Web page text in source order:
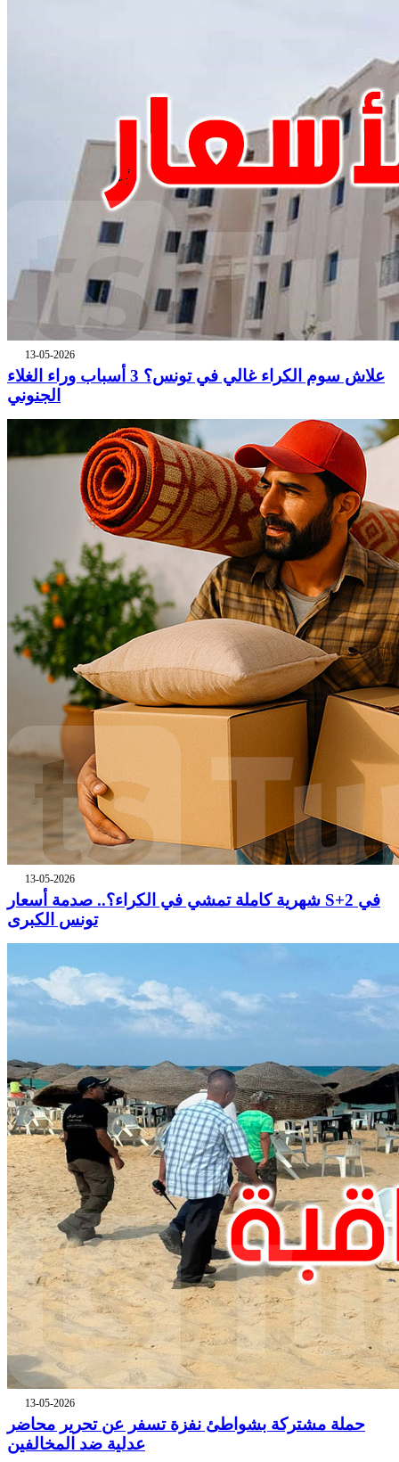
13-05-2026
علاش سوم الكراء غالي في تونس؟ 3 أسباب وراء الغلاء
الجنوني
13-05-2026
شهرية كاملة تمشي في الكراء؟.. صدمة أسعار S+2 في
تونس الكبرى
13-05-2026
حملة مشتركة بشواطئ نفزة تسفر عن تحرير محاضر
عدلية ضد المخالفين